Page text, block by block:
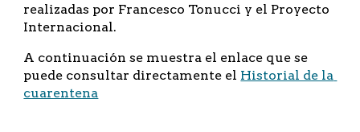
realizadas por Francesco Tonucci y el Proyecto
Internacional.
A continuación se muestra el enlace que se
puede consultar directamente el Historial de la
cuarentena